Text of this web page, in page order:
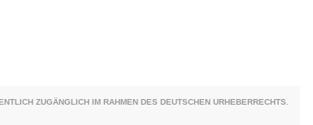
ZUGÄNGLICH IM RAHMEN DES DEUTSCHEN URHEBERRECHTS.